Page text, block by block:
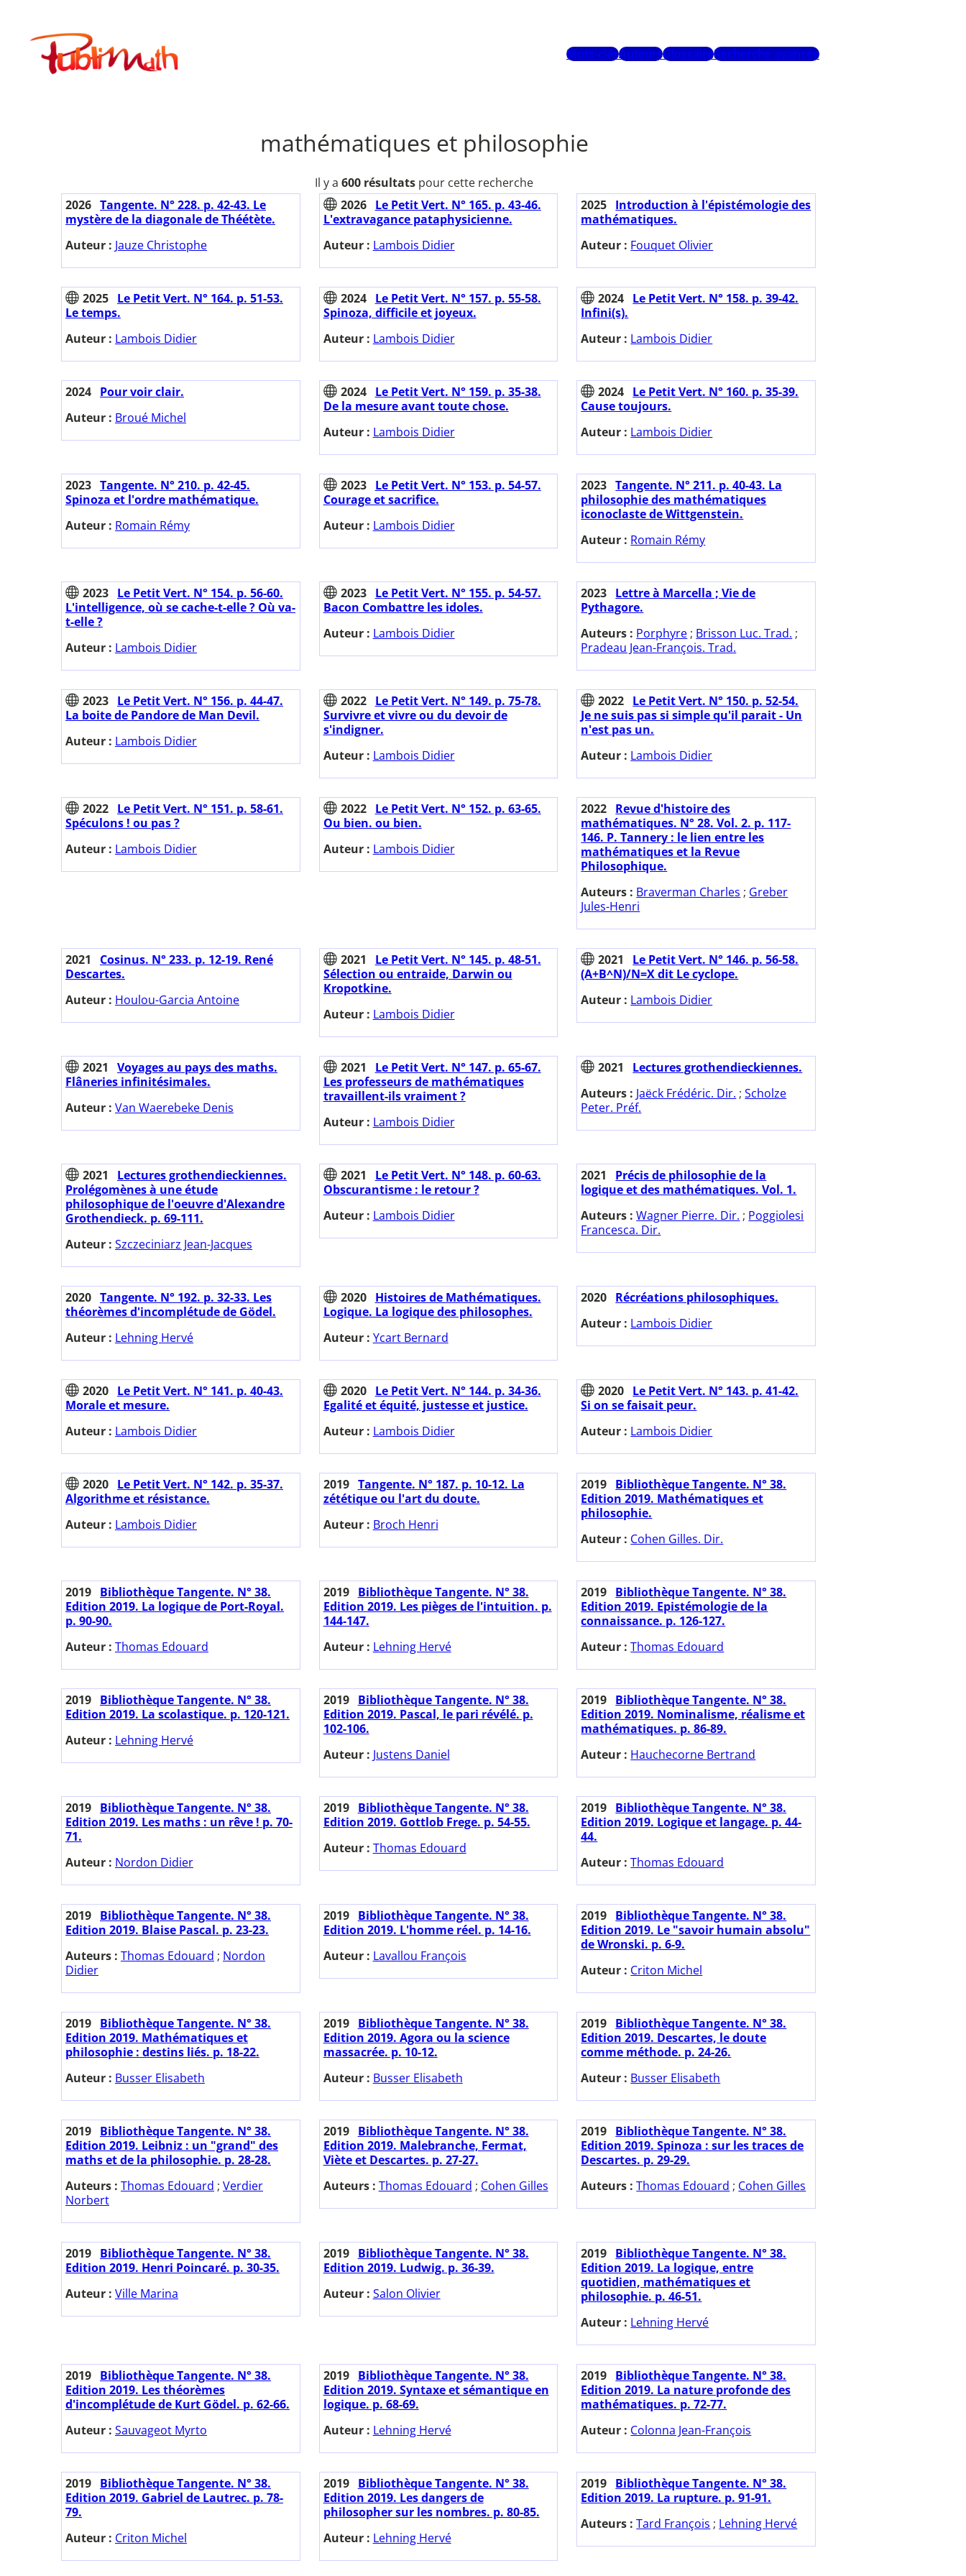
contenuPublimath
Mots-clésAuteursGlossaireRecherche avancée
mathématiques et philosophie
Il y a 600 résultats pour cette recherche
2026 Tangente. N° 228. p. 42-43. Le
mystère de la diagonale de Théétète.
Auteur : Jauze Christophe
2026
Le Petit Vert. N° 165. p. 43-46.
L'extravagance pataphysicienne.
Auteur : Lambois Didier
2025 Introduction à l'épistémologie des
mathématiques.
Auteur : Fouquet Olivier
2025 Le Petit Vert. N° 164. p. 51-53.
Le temps.
Auteur : Lambois Didier
2024
Le Petit Vert. N° 157. p. 55-58.
Spinoza, difficile et joyeux.
Auteur : Lambois Didier
2024 Le Petit Vert. N° 158. p. 39-42.
Infini(s).
Auteur : Lambois Didier
2024 Pour voir clair.
Auteur : Broué Michel
2024
Le Petit Vert. N° 159. p. 35-38.
De la mesure avant toute chose.
Auteur : Lambois Didier
2024 Le Petit Vert. N° 160. p. 35-39.
Cause toujours.
Auteur : Lambois Didier
2023 Tangente. N° 210. p. 42-45.
Spinoza et l'ordre mathématique.
Auteur : Romain Rémy
2023
Le Petit Vert. N° 153. p. 54-57.
Courage et sacrifice.
Auteur : Lambois Didier
2023 Tangente. N° 211. p. 40-43. La
philosophie des mathématiques
iconoclaste de Wittgenstein.
Auteur : Romain Rémy
2023 Le Petit Vert. N° 154. p. 56-60.
L'intelligence, où se cache-t-elle ? Où va-
t-elle ?
Auteur : Lambois Didier
2023
Le Petit Vert. N° 155. p. 54-57.
Bacon Combattre les idoles.
Auteur : Lambois Didier
2023 Lettre à Marcella ; Vie de
Pythagore.
Auteurs : Porphyre ; Brisson Luc. Trad. ;
Pradeau Jean-François. Trad.
2023 Le Petit Vert. N° 156. p. 44-47.
La boite de Pandore de Man Devil.
Auteur : Lambois Didier
2022
Le Petit Vert. N° 149. p. 75-78.
Survivre et vivre ou du devoir de
s'indigner.
Auteur : Lambois Didier
2022 Le Petit Vert. N° 150. p. 52-54.
Je ne suis pas si simple qu'il parait - Un
n'est pas un.
Auteur : Lambois Didier
2022 Le Petit Vert. N° 151. p. 58-61.
Spéculons ! ou pas ?
Auteur : Lambois Didier
2022
Le Petit Vert. N° 152. p. 63-65.
Ou bien. ou bien.
Auteur : Lambois Didier
2022 Revue d'histoire des
mathématiques. N° 28. Vol. 2. p. 117-
146. P. Tannery : le lien entre les
mathématiques et la Revue
Philosophique.
Auteurs : Braverman Charles ; Greber
Jules-Henri
2021
Cosinus. N° 233. p. 12-19. René
Descartes.
Auteur : Houlou-Garcia Antoine
2021
Le Petit Vert. N° 145. p. 48-51.
Sélection ou entraide, Darwin ou
Kropotkine.
Auteur : Lambois Didier
2021
Le Petit Vert. N° 146. p. 56-58.
(A+B^N)/N=X dit Le cyclope.
Auteur : Lambois Didier
2021
Voyages au pays des maths.
Flâneries infinitésimales.
Auteur : Van Waerebeke Denis
2021
Le Petit Vert. N° 147. p. 65-67.
Les professeurs de mathématiques
travaillent-ils vraiment ?
Auteur : Lambois Didier
2021
Lectures grothendieckiennes.
Auteurs : Jaëck Frédéric. Dir. ;Scholze
Peter. Préf.
2021
Lectures grothendieckiennes.
Prolégomènes à une étude
philosophique de l'oeuvre d'Alexandre
Grothendieck. p. 69-111.
Auteur : Szczeciniarz Jean-Jacques
2021
Le Petit Vert. N° 148. p. 60-63.
Obscurantisme : le retour ?
Auteur : Lambois Didier
2021
Précis de philosophie de la
logique et des mathématiques. Vol. 1.
Auteurs :Wagner Pierre. Dir. ; Poggiolesi
Francesca. Dir.
2020 Tangente. N° 192. p. 32-33. Les
théorèmes d'incomplétude de Gödel.
Auteur : Lehning Hervé
2020
Histoires de Mathématiques.
Logique. La logique des philosophes.
Auteur : Ycart Bernard
2020 Récréations philosophiques.
Auteur : Lambois Didier
2020 Le Petit Vert. N° 141. p. 40-43.
Morale et mesure.
Auteur : Lambois Didier
2020
Le Petit Vert. N° 144. p. 34-36.
Egalité et équité, justesse et justice.
Auteur : Lambois Didier
2020 Le Petit Vert. N° 143. p. 41-42.
Si on se faisait peur.
Auteur : Lambois Didier
2020 Le Petit Vert. N° 142. p. 35-37.
Algorithme et résistance.
Auteur : Lambois Didier
2019 Tangente. N° 187. p. 10-12. La
zététique ou l'art du doute.
Auteur : Broch Henri
2019 Bibliothèque Tangente. N° 38.
Edition 2019. Mathématiques et
philosophie.
Auteur : Cohen Gilles. Dir.
2019 Bibliothèque Tangente. N° 38.
Edition 2019. La logique de Port-Royal.
p. 90-90.
Auteur : Thomas Edouard
2019
Bibliothèque Tangente. N° 38.
Edition 2019. Les pièges de l'intuition. p.
144-147.
Auteur : Lehning Hervé
2019 Bibliothèque Tangente. N° 38.
Edition 2019. Epistémologie de la
connaissance. p. 126-127.
Auteur :Thomas Edouard
2019 Bibliothèque Tangente. N° 38.
Edition 2019. La scolastique. p. 120-121.
Auteur : Lehning Hervé
2019
Bibliothèque Tangente. N° 38.
Edition 2019. Pascal, le pari révélé. p.
102-106.
Auteur : Justens Daniel
2019 Bibliothèque Tangente. N° 38.
Edition 2019. Nominalisme, réalisme et
mathématiques. p. 86-89.
Auteur : Hauchecorne Bertrand
2019 Bibliothèque Tangente. N° 38.
Edition 2019. Les maths : un rêve ! p. 70-
71.
Auteur : Nordon Didier
2019
Bibliothèque Tangente. N° 38.
Edition 2019. Gottlob Frege. p. 54-55.
Auteur : Thomas Edouard
2019 Bibliothèque Tangente. N° 38.
Edition 2019. Logique et langage. p. 44-
44.
Auteur :Thomas Edouard
2019 Bibliothèque Tangente. N° 38.
Edition 2019. Blaise Pascal. p. 23-23.
Auteurs : Thomas Edouard ; Nordon
Didier
2019
Bibliothèque Tangente. N° 38.
Edition 2019. L'homme réel. p. 14-16.
Auteur : Lavallou François
2019 Bibliothèque Tangente. N° 38.
Edition 2019. Le "savoir humain absolu"
de Wronski. p. 6-9.
Auteur : Criton Michel
2019 Bibliothèque Tangente. N° 38.
Edition 2019. Mathématiques et
philosophie : destins liés. p. 18-22.
Auteur : Busser Elisabeth
2019
Bibliothèque Tangente. N° 38.
Edition 2019. Agora ou la science
massacrée. p. 10-12.
Auteur : Busser Elisabeth
2019 Bibliothèque Tangente. N° 38.
Edition 2019. Descartes, le doute
comme méthode. p. 24-26.
Auteur : Busser Elisabeth
2019 Bibliothèque Tangente. N° 38.
Edition 2019. Leibniz : un "grand" des
maths et de la philosophie. p. 28-28.
Auteurs : Thomas Edouard ; Verdier
Norbert
2019
Bibliothèque Tangente. N° 38.
Edition 2019. Malebranche, Fermat,
Viète et Descartes. p. 27-27.
Auteurs : Thomas Edouard ; Cohen Gilles
2019 Bibliothèque Tangente. N° 38.
Edition 2019. Spinoza : sur les traces de
Descartes. p. 29-29.
Auteurs :Thomas Edouard ; Cohen Gilles
2019 Bibliothèque Tangente. N° 38.
Edition 2019. Henri Poincaré. p. 30-35.
Auteur : Ville Marina
2019
Bibliothèque Tangente. N° 38.
Edition 2019. Ludwig. p. 36-39.
Auteur : Salon Olivier
2019 Bibliothèque Tangente. N° 38.
Edition 2019. La logique, entre
quotidien, mathématiques et
philosophie. p. 46-51.
Auteur : Lehning Hervé
2019 Bibliothèque Tangente. N° 38.
Edition 2019. Les théorèmes
d'incomplétude de Kurt Gödel. p. 62-66.
Auteur : Sauvageot Myrto
2019
Bibliothèque Tangente. N° 38.
Edition 2019. Syntaxe et sémantique en
logique. p. 68-69.
Auteur : Lehning Hervé
2019 Bibliothèque Tangente. N° 38.
Edition 2019. La nature profonde des
mathématiques. p. 72-77.
Auteur : Colonna Jean-François
2019 Bibliothèque Tangente. N° 38.
Edition 2019. Gabriel de Lautrec. p. 78-
79.
Auteur : Criton Michel
2019
Bibliothèque Tangente. N° 38.
Edition 2019. Les dangers de
philosopher sur les nombres. p. 80-85.
Auteur : Lehning Hervé
2019 Bibliothèque Tangente. N° 38.
Edition 2019. La rupture. p. 91-91.
Auteurs :Tard François ; Lehning Hervé